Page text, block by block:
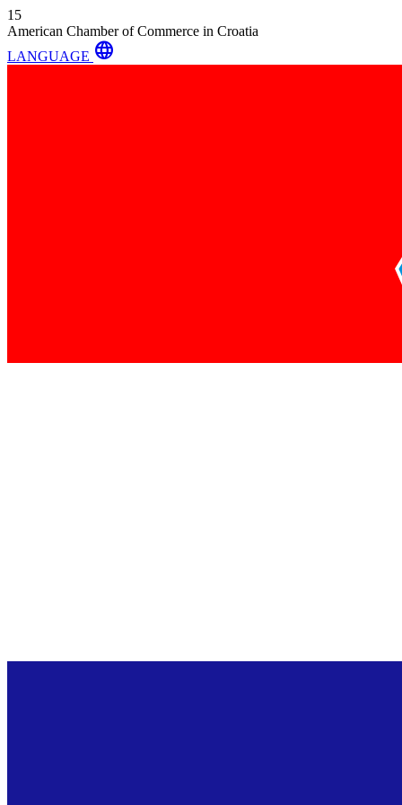
15
American Chamber of Commerce in Croatia
LANGUAGE language